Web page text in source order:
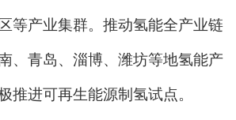
等产业集群。推动氢能全产业链
、青岛、淄博、潍坊等地氢能产
推进可再生能源制氢试点。